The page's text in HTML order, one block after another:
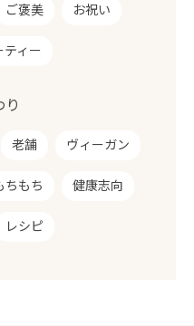
ご褒美 お祝い
ティー
り
老舗 ヴィーガン
ちもち 健康志向
レシピ